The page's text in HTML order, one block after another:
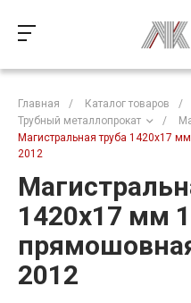
Главная / Каталог товаров /
Трубный металлопрокат
/
Магистральная труба 1420х17
2012
1420х17 мм
2012